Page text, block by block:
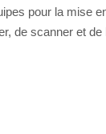
pour la mise
de scanner et